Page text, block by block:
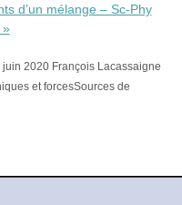
d’un mélange – Sc-Phy
»
2020 François Lacassaigne
et forcesSources de